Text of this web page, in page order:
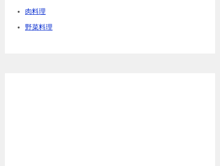
肉料理
野菜料理